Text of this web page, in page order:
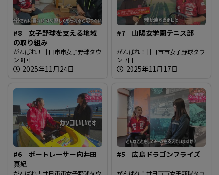
#8 女子野球を支える地域
の取り組み
がんばれ！廿日市市女子野球タウ
ン 8回
2025年11月24日
#7 山陽女学園テニス部
がんばれ！廿日市市女子野球タウ
ン 7回
2025年11月17日
#6 ボートレーサー向井田
真紀
がんばれ！廿日市市女子野球タウ
#5 広島ドラゴンフライズ
がんばれ！廿日市市女子野球タウ